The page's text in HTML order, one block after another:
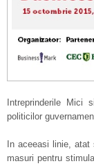
Intreprinderile Mici
politicilor
In aceeasi linie,
masuri pentru